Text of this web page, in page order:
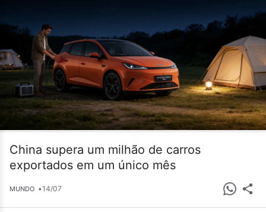
China supera um milhão de carros
exportados em um único mês
MUNDO •14/07